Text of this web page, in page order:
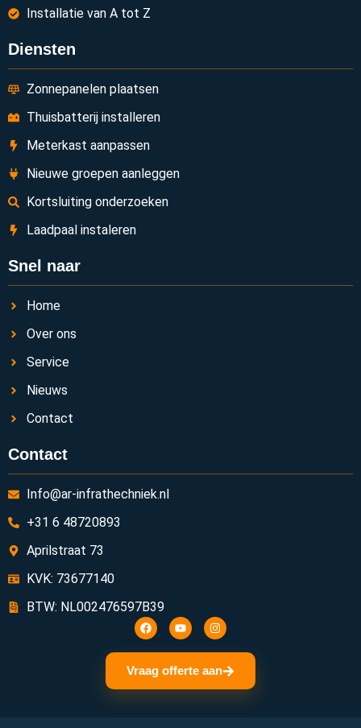
Installatie van A tot Z
Diensten
Zonnepanelen plaatsen
Thuisbatterij installeren
Meterkast aanpassen
Nieuwe groepen aanleggen
Kortsluiting onderzoeken
Laadpaal instaleren
Snel naar
Home
Over ons
Service
Nieuws
Contact
Contact
Info@ar-infrathechniek.nl
+31 6 48720893
Aprilstraat 73
KVK: 73677140
BTW: NL002476597B39
Vraag offerte aan